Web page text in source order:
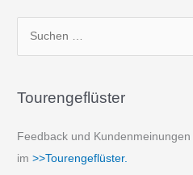
h
Tourengeflüster
Feedback und
im>>Tourengeflüster.